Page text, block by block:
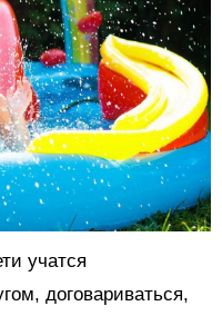
учатся
договариваться,